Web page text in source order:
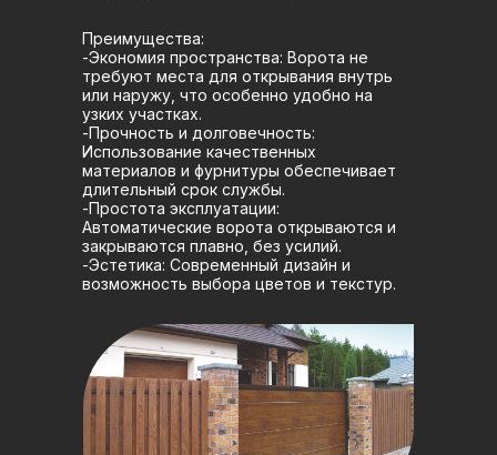
Преимущества:
-Экономия пространства: Ворота не
требуют места для открывания внутрь
или наружу, что особенно удобно на
узких участках.
-Прочность и долговечность:
Использование качественных
материалов и фурнитуры обеспечивает
длительный срок службы.
-Простота эксплуатации:
Автоматические ворота открываются и
закрываются плавно, без усилий.
-Эстетика: Современный дизайн и
возможность выбора цветов и текстур.